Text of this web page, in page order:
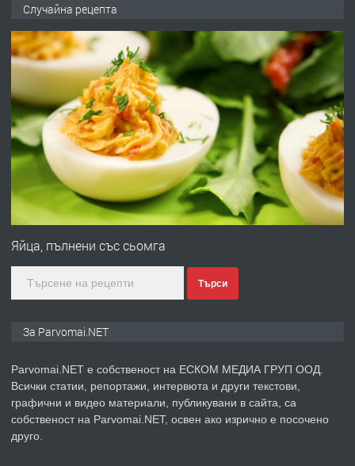
преди 1 година
ПРЕДЛАГА
Първи поход "По стъпките на Ангел
Войвода"
преди 1 година
ПРЕДЛАГА
Монтажник на малки детайли за
преди 1 година
ПРЕДЛАГА
Продавам апартамент - гр.
Случайна рецепта
Яйца, пълнени със сьомга
Търси
За Parvomai.NET
Parvomai.NET е собственост на ЕСКОМ МЕДИА ГРУП ООД.
Всички статии, репортажи, интервюта и други текстови,
графични и видео материали, публикувани в сайта, са
собственост на Parvomai.NET, освен ако изрично е посочено
друго.